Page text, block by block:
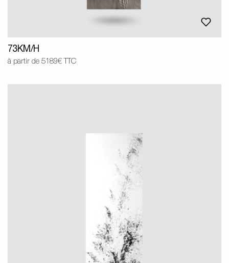
73KM/H
à partir de 5189€ TTC